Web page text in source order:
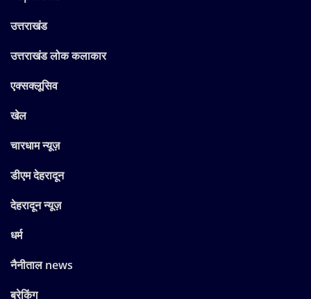
Sgrr university
Stay healthy
Top news
उत्तराखंड
उत्तराखंड लोक कलाकार
एक्सक्लूसिव
खेल
चारधाम न्यूज़
डीएम देहरादून
देहरादून न्यूज़